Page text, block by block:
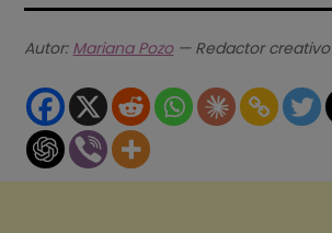
Autor: Mariana Pozo— Redactor creativo